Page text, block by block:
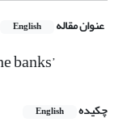
عنوان مقاله English
banks’
چکیده English